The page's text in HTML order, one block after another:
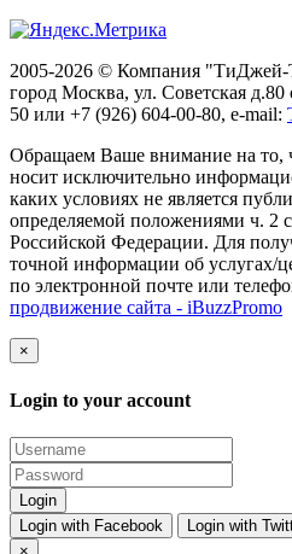
2005-2026 © Компания
город Москва, ул. Советская д.80
50 или +7 (926) 604-00-80, e-mail:
Обращаем Ваше внимание на то,
носит исключительно
каких условиях не является
определяемой положениями ч. 2
Российской Федерации. Для
точной информации об услугах/
по электронной почте или
продвижение сайта - iBuzzPromo
×
Login to your account
Login with Facebook
Login with